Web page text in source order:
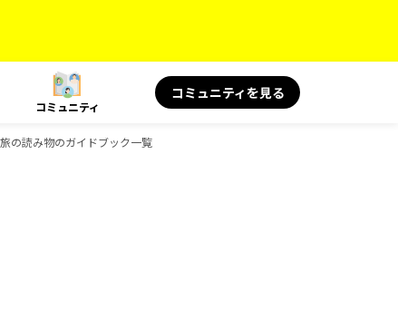
コミュニティ
コミュニティを見る
の読み物のガイドブック一覧